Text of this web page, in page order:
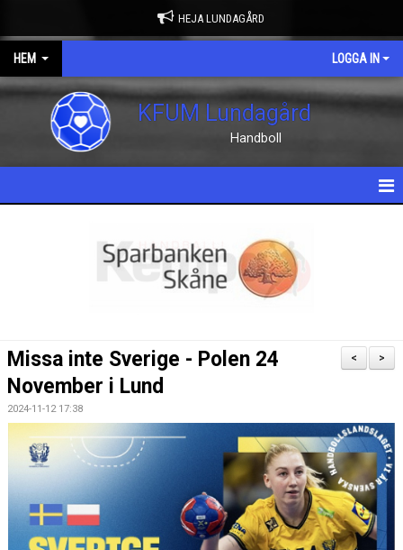
HEJA LUNDAGÅRD
HEM LOGGA IN
KFUM Lundagård
Handboll
KALENDER
BILDGALLERI
DOKUMENT
VÅRA LAG/TRÄNARE
>
<
Missa inte Sverige - Polen 24
November i Lund
2024-11-12 17:38